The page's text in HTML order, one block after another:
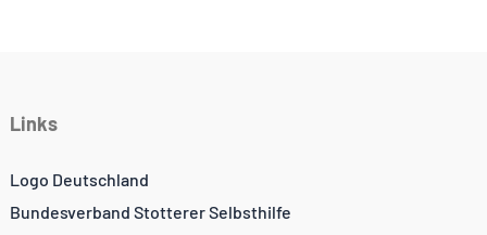
Links
Logo Deutschland
Bundesverband Stotterer Selbsthilfe